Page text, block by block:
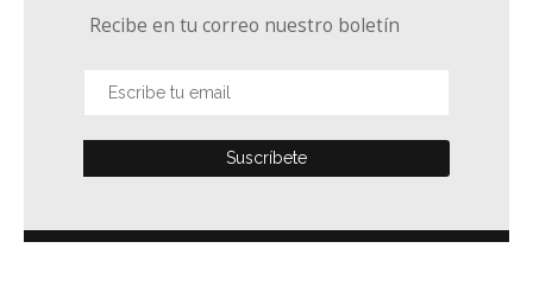
Recibe en tu correo nuestro boletín